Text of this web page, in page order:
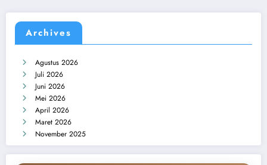
Archives
Agustus 2026
Juli 2026
Juni 2026
Mei 2026
April 2026
Maret 2026
November 2025